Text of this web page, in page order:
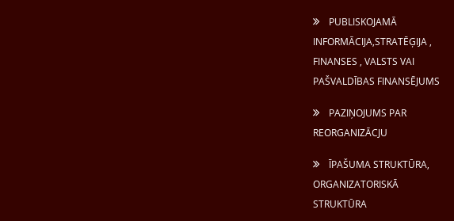
PUBLISKOJAMĀ
INFORMĀCIJA,STRATĒĢIJA ,
FINANSES , VALSTS VAI
PAŠVALDĪBAS FINANSĒJUMS
PAZIŅOJUMS PAR
REORGANIZĀCJU
ĪPAŠUMA STRUKTŪRA,
ORGANIZATORISKĀ
STRUKTŪRA